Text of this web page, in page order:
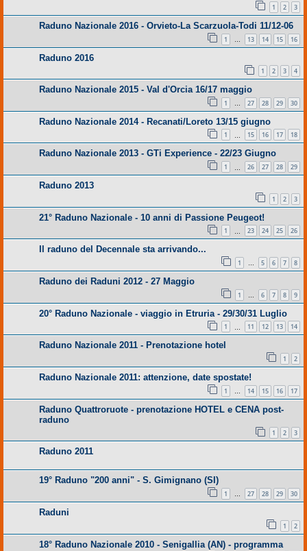
1 2 3
Raduno Nazionale 2016 - Orvieto-La Scarzuola-Todi 11/12-06
1 13 14 15 16
Raduno 2016
1 2 3 4
Raduno Nazionale 2015 - Val d'Orcia 16/17 maggio
1 … 27 28 29 30
Raduno Nazionale 2014 - Recanati/Loreto 13/15 giugno
1 15 16 17 18
Raduno Nazionale 2013 - GTi Experience - 22/23 Giugno
1 26 27 28 29
Raduno 2013
1 2 3
21° Raduno Nazionale - 10 anni di Passione Peugeot!
1 23 24 25 26
Il raduno del Decennale sta arrivando...
1 … 5 6 7 8
Raduno dei Raduni 2012 - 27 Maggio
1 … 6 7 8 9
20° Raduno Nazionale - viaggio in Etruria - 29/30/31 Luglio
1 11 12 13 14
Raduno Nazionale 2011 - Prenotazione hotel
1 2
Raduno Nazionale 2011: attenzione, date spostate!
1 … 14 15 16 17
Raduno Quattroruote - prenotazione HOTEL e CENA post-
raduno
1 2 3
Raduno 2011
19° Raduno "200 anni" - S. Gimignano (SI)
1 … 27 28 29 30
Raduni
1 2
18° Raduno Nazionale 2010 - Senigallia (AN) - programma